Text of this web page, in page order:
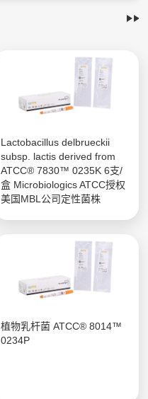
Lactobacillus delbrueckii
subsp. lactis derived from
ATCC® 7830™ 0235K 6支/
盒 Microbiologics ATCC授权
美国MBL公司定性菌株
植物乳杆菌 ATCC® 8014™
0234P